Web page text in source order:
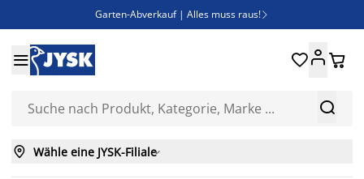
Garten-Abverkauf | Alles muss raus! 
Bist du Unternehmer? Entdecke JYSK-B2B
Esszimmerstuhl ADSLEV um nur 40€


 
 Wähle eine JYSK-Filiale